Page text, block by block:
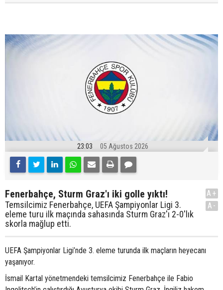
23:03 05 Ağustos 2026
Fenerbahçe, Sturm Graz'ı iki golle yıktı!
Temsilcimiz Fenerbahçe, UEFA Şampiyonlar Ligi 3.
eleme turu ilk maçında sahasında Sturm Graz'ı 2-0'lık
skorla mağlup etti.
A+
A-
UEFA Şampiyonlar Ligi’nde 3. eleme turunda ilk maçların heyecanı
yaşanıyor.
İsmail Kartal yönetmendeki temsilcimiz Fenerbahçe ile Fabio